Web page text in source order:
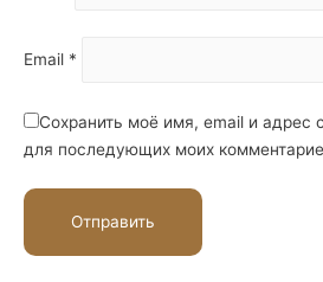
Email *
Сохранить моё имя, email и адрес
для последующих моих